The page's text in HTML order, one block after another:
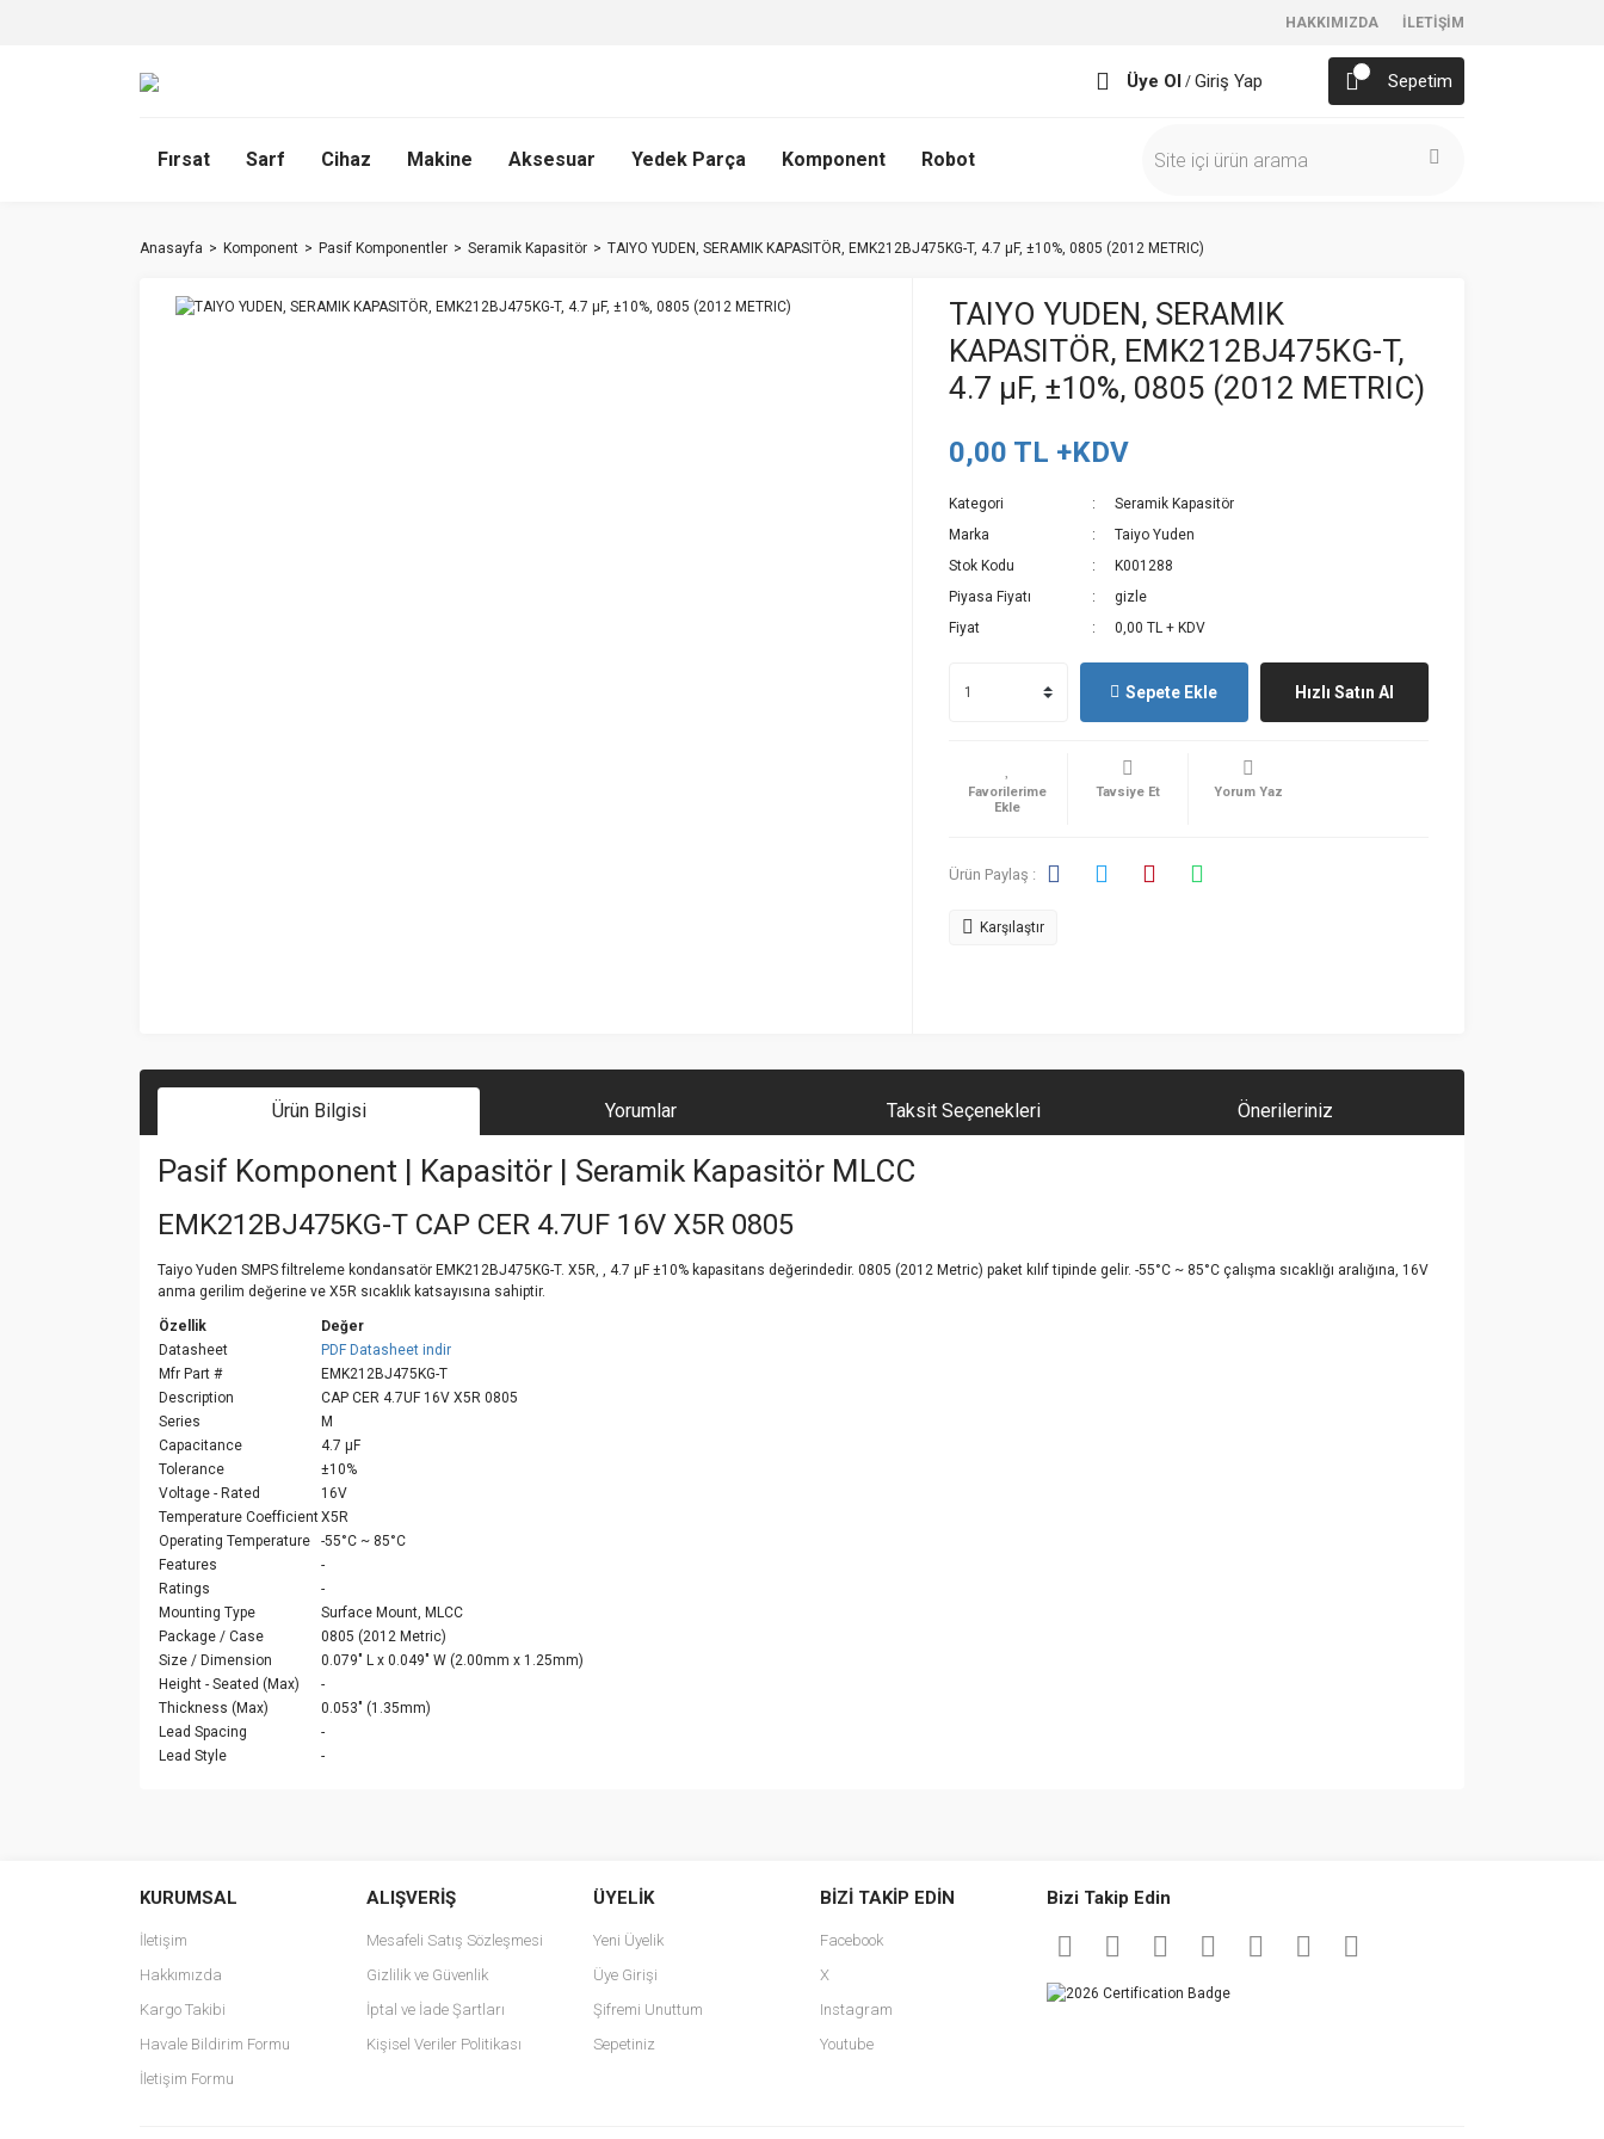
HAKKIMIZDA İLETİŞİM
Üye Ol / Giriş Yap Sepetim
Fırsat Sarf Cihaz Makine Aksesuar Yedek Parça Komponent Robot
Anasayfa Komponent Pasif Komponentler Seramik Kapasitör TAIYO YUDEN, SERAMIK KAPASITÖR, EMK212BJ475KG-T, 4.7 µF, ±10%, 0805 (2012 METRIC)
TAIYO YUDEN, SERAMIK
KAPASITÖR, EMK212BJ475KG-T,
4.7 µF, ±10%, 0805 (2012 METRIC)
0,00 TL +KDV
Kategori
Seramik Kapasitör
Marka
Taiyo Yuden
Stok Kodu
K001288
Piyasa Fiyatı
gizle
Fiyat
0,00 TL + KDV
Sepete Ekle Hızlı Satın Al
Tavsiye Et Yorum Yaz
Ürün Paylaş :
Karşılaştır
Ürün Bilgisi Yorumlar Taksit Seçenekleri Önerileriniz
Pasif Komponent | Kapasitör | Seramik Kapasitör MLCC
EMK212BJ475KG-T CAP CER 4.7UF 16V X5R 0805
Taiyo Yuden SMPS filtreleme kondansatör EMK212BJ475KG-T. X5R, , 4.7 µF ±10% kapasitans değerindedir. 0805 (2012 Metric) paket kılıf tipinde gelir. -55°C ~ 85°C çalışma sıcaklığı aralığına, 16V
anma gerilim değerine ve X5R sıcaklık katsayısına sahiptir.
Özellik
Değer
Datasheet
PDF Datasheet indir
Mfr Part #
EMK212BJ475KG-T
Description
CAP CER 4.7UF 16V X5R 0805
Series
M
Capacitance
4.7 µF
Tolerance
±10%
Voltage - Rated
16V
Temperature CoefficientX5R
Operating Temperature
-55°C ~ 85°C
Features
-
Ratings
-
Mounting Type
Surface Mount, MLCC
Package / Case
0805 (2012 Metric)
Size / Dimension
0.079" L x 0.049" W (2.00mm x 1.25mm)
Height - Seated (Max)
-
Thickness (Max)
0.053" (1.35mm)
Lead Spacing
-
Lead Style
-
Ürün resmi kalitesiz, bozuk veya görüntülenemiyor.
Ürün açıklamasında eksik bilgiler bulunuyor.
Ürün bilgilerinde hatalar bulunuyor.
Ürün fiyatı diğer sitelerden daha pahalı.
KURUMSAL
İletişim
Hakkımızda
Kargo Takibi
Havale Bildirim Formu
İletişim Formu
ALIŞVERİŞ
Mesafeli Satış Sözleşmesi
Gizlilik ve Güvenlik
İptal ve İade Şartları
Kişisel Veriler Politikası
ÜYELİK
Yeni Üyelik
Üye Girişi
Şifremi Unuttum
Sepetiniz
BİZİ TAKİP EDİN
Facebook
X
Instagram
Youtube
Bizi Takip Edin